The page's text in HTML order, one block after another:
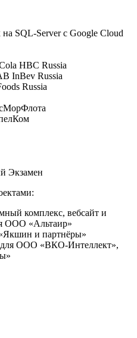
SQL-Server с Google Cloud
HBC Russia
InBev Russia
Russia
Экзамен
комплекс, вебсайт и
ООО «Альтаир»
и партнёры»
ООО «ВКО-Интеллект»,